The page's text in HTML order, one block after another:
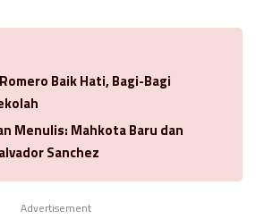
Baik Hati, Bagi-Bagi
Menulis: Mahkota Baru dan
Sanchez
Advertisement